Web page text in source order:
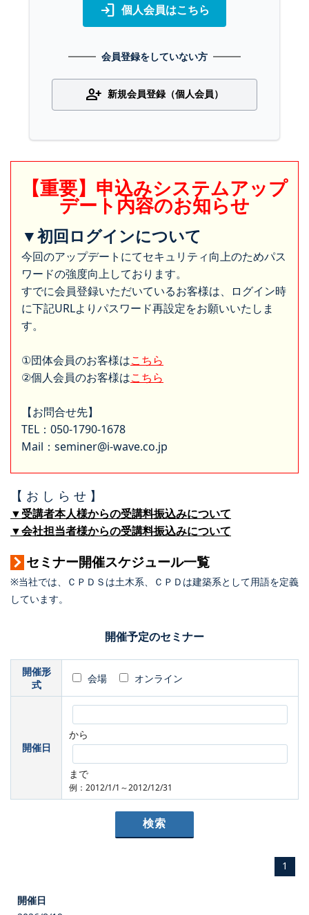
login 個人会員はこちら
会員登録をしていない方
person_add 新規会員登録（個人会員）
【重要】申込みシステムアップ
デート内容のお知らせ
▼初回ログインについて
今回のアップデートにてセキュリティ向上のためパス
ワードの強度向上しております。
すでに会員登録いただいているお客様は、ログイン時
に下記URLよりパスワード再設定をお願いいたしま
す。
①団体会員のお客様はこちら
②個人会員のお客様はこちら
【お問合せ先】
TEL：050-1790-1678
Mail：seminer@i-wave.co.jp
【 お し ら せ 】
▼受講者本人様からの受講料振込みについて
▼会社担当者様からの受講料振込みについて
セミナー開催スケジュール一覧
※当社では、ＣＰＤＳは土木系、ＣＰＤは建築系として用語を定義
しています。
開催予定のセミナー
開催形
式
会場 オンライン
開催日
から
まで
例：2012/1/1～2012/12/31
1